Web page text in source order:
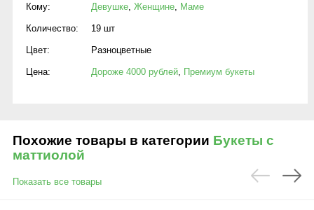
Кому: Девушке, Женщине, Маме
Количество: 19 шт
Цвет: Разноцветные
Цена: Дороже 4000 рублей, Премиум букеты
Похожие товары в категории Букеты с
маттиолой
Показать все товары